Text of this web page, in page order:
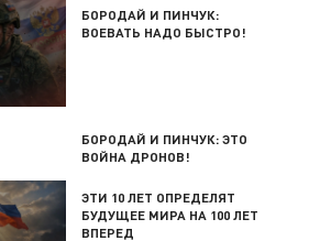
БОРОДАЙ И ПИНЧУК:
ВОЕВАТЬ НАДО БЫСТРО!
БОРОДАЙ И ПИНЧУК: ЭТО
ВОЙНА ДРОНОВ!
ЭТИ 10 ЛЕТ ОПРЕДЕЛЯТ
БУДУЩЕЕ МИРА НА 100 ЛЕТ
ВПЕРЕД